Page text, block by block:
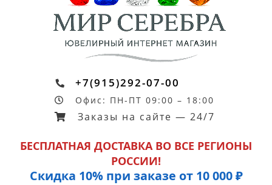
+7(915)292-07-00
Офис: ПН-ПТ 09:00 – 18:00
Заказы на сайте — 24/7
БЕСПЛАТНАЯ ДОСТАВКА ВО ВСЕ РЕГИОНЫ
РОССИИ!
Скидка 10% при заказе от 10 000 ₽